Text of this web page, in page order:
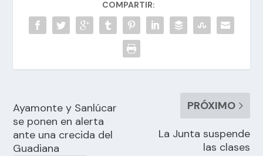
COMPARTIR:
Ayamonte y Sanlúcar
se ponen en alerta
ante una crecida del
Guadiana
PRÓXIMO
La Junta suspende
las clases